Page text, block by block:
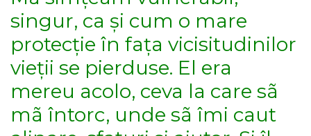
singur, ca și cum o mare
protecție în fața vicisitudinilor
vieții se pierduse. El era
mereu acolo, ceva la care sã
mã întorc, unde sã îmi caut